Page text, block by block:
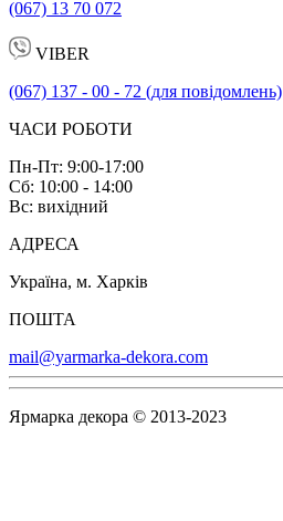
(067) 13 70 072
VIBER
(067) 137 - 00 - 72 (для повідомлень)
ЧАСИ РОБОТИ
Пн-Пт: 9:00-17:00
Сб: 10:00 - 14:00
Вс: вихідний
АДРЕСА
Україна, м. Харків
ПОШТА
mail@yarmarka-dekora.com
Ярмарка декора © 2013-2023